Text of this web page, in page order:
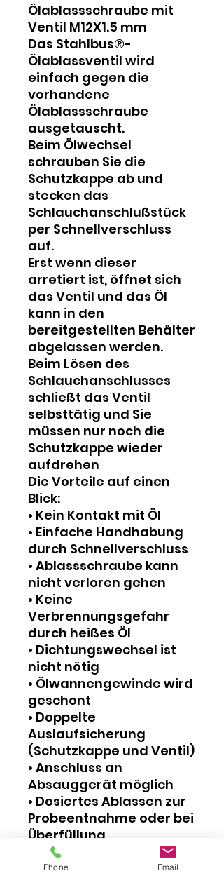
Ölablassschraube mit
Ventil M12X1.5 mm
Das Stahlbus®-
Ölablassventil wird
einfach gegen die
vorhandene
Ölablassschraube
ausgetauscht.
Beim Ölwechsel
schrauben Sie die
Schutzkappe ab und
stecken das
Schlauchanschlußstück
per Schnellverschluss
auf.
Erst wenn dieser
arretiert ist, öffnet sich
das Ventil und das Öl
kann in den
bereitgestellten Behälter
abgelassen werden.
Beim Lösen des
Schlauchanschlusses
schließt das Ventil
selbsttätig und Sie
müssen nur noch die
Schutzkappe wieder
aufdrehen
Die Vorteile auf einen
Blick:
• Kein Kontakt mit Öl
• Einfache Handhabung
durch Schnellverschluss
• Ablassschraube kann
nicht verloren gehen
• Keine
Verbrennungsgefahr
durch heißes Öl
• Dichtungswechsel ist
nicht nötig
• Ölwannengewinde wird
geschont
• Doppelte
Auslaufsicherung
(Schutzkappe und Ventil)
• Anschluss an
Absauggerät möglich
• Dosiertes Ablassen zur
Probeentnahme oder bei
Überfüllung
• Schutzkappe
verliersicher durch O-
Phone Email